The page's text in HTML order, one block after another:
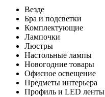
Везде
Бра и подсветки
Комплектующие
Лампочки
Люстры
Настольные лампы
Новогодние товары
Офисное освещение
Предметы интерьера
Профиль и LED ленты